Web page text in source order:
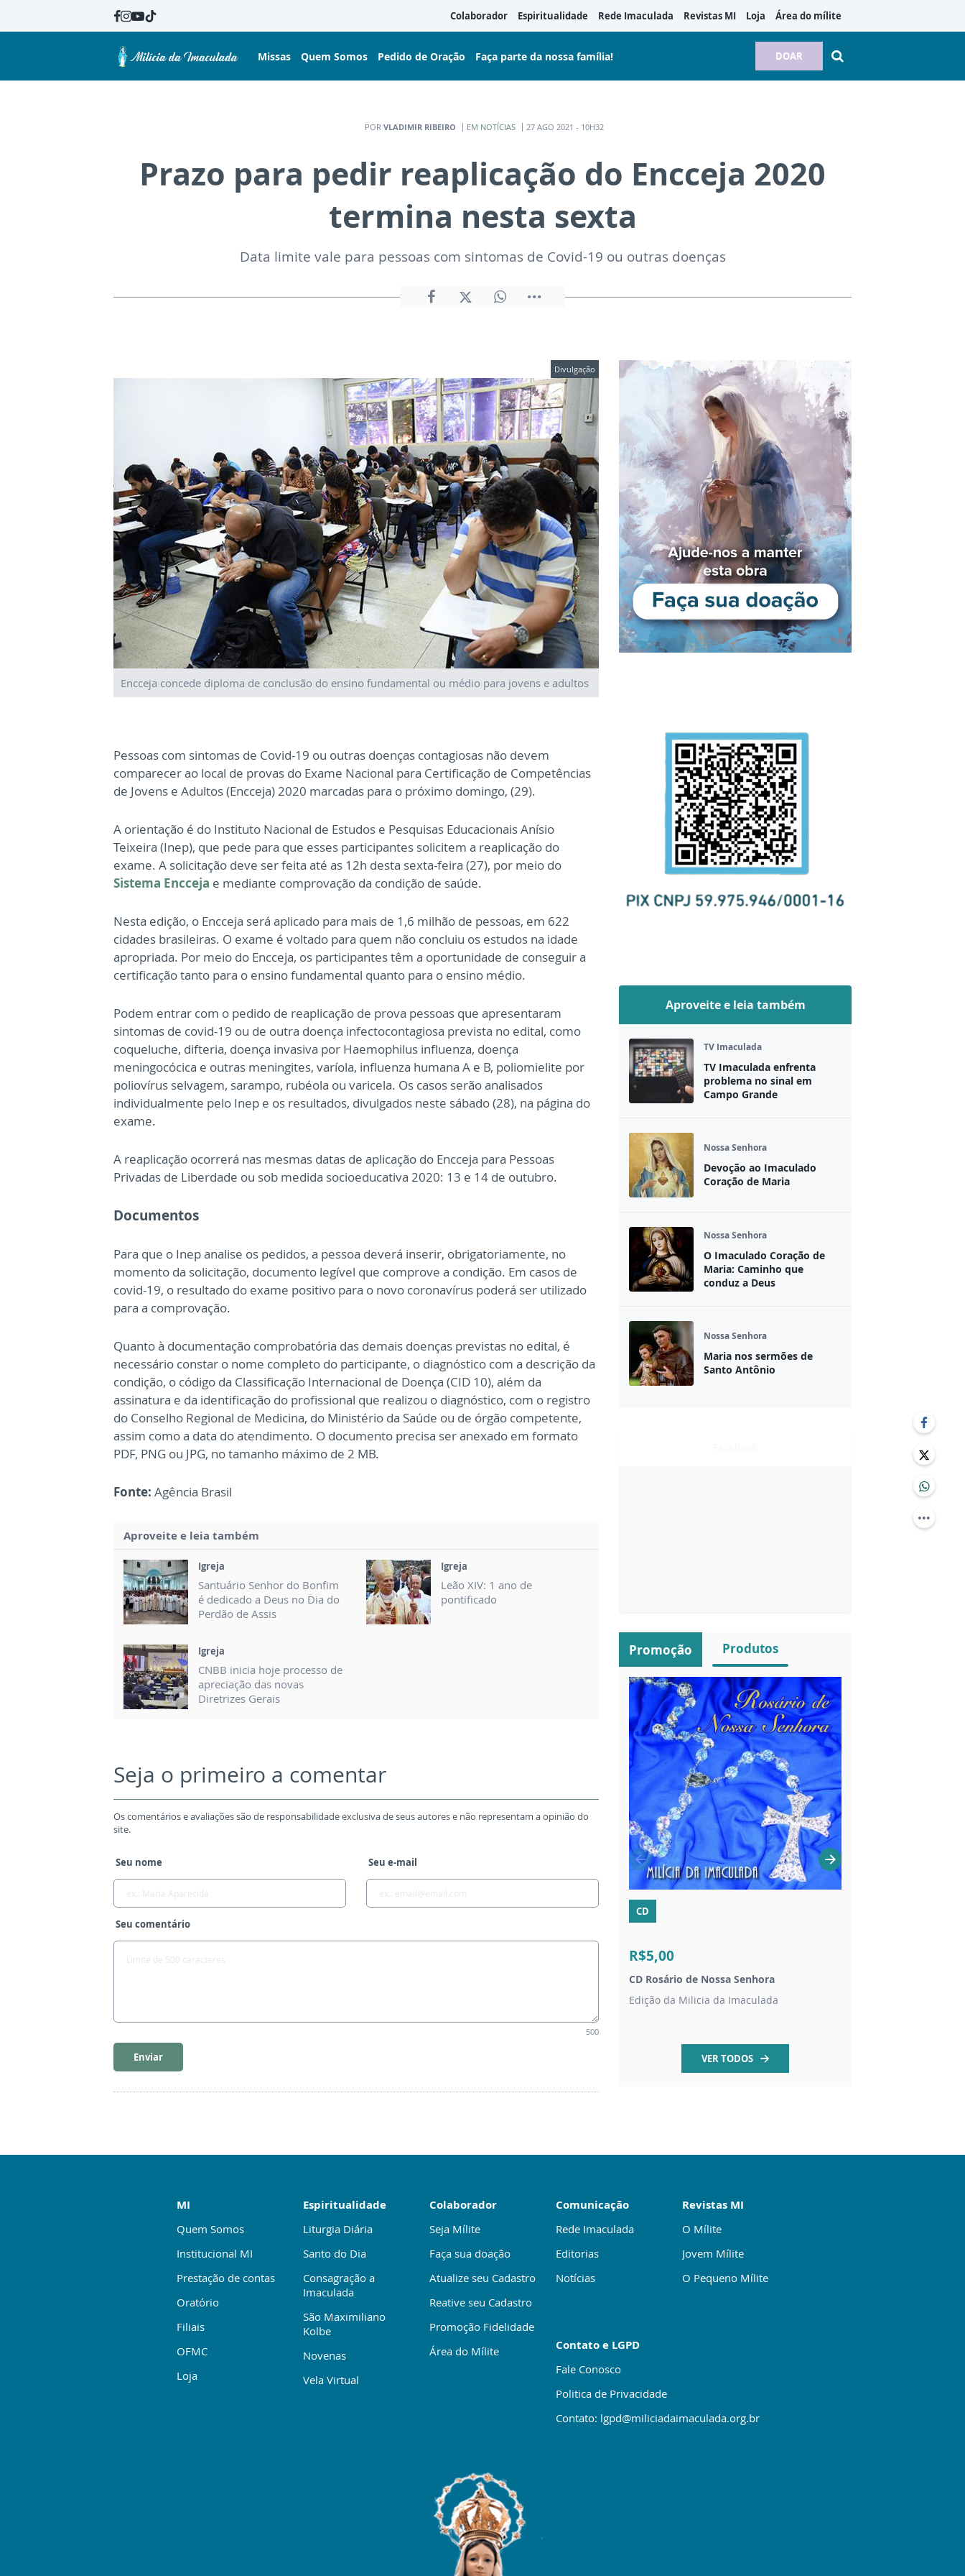
Colaborador Espiritualidade Rede Imaculada Revistas MI Loja Área do mílite
Missas Quem Somos Pedido de Oração Faça parte da nossa família! DOAR
POR VLADIMIR RIBEIRO EM NOTÍCIAS 27 AGO 2021 - 10H32
Prazo para pedir reaplicação do Encceja 2020
termina nesta sexta
Data limite vale para pessoas com sintomas de Covid-19 ou outras doenças
Divulgação
Encceja concede diploma de conclusão do ensino fundamental ou médio para jovens e adultos
Pessoas com sintomas de Covid-19 ou outras doenças contagiosas não devem
comparecer ao local de provas do Exame Nacional para Certificação de Competências
de Jovens e Adultos (Encceja) 2020 marcadas para o próximo domingo, (29).
A orientação é do Instituto Nacional de Estudos e Pesquisas Educacionais Anísio
Teixeira (Inep), que pede para que esses participantes solicitem a reaplicação do
exame. A solicitação deve ser feita até as 12h desta sexta-feira (27), por meio do
Sistema Encceja e mediante comprovação da condição de saúde.
Nesta edição, o Encceja será aplicado para mais de 1,6 milhão de pessoas, em 622
cidades brasileiras. O exame é voltado para quem não concluiu os estudos na idade
apropriada. Por meio do Encceja, os participantes têm a oportunidade de conseguir a
certificação tanto para o ensino fundamental quanto para o ensino médio.
Podem entrar com o pedido de reaplicação de prova pessoas que apresentaram
sintomas de covid-19 ou de outra doença infectocontagiosa prevista no edital, como
coqueluche, difteria, doença invasiva por Haemophilus influenza, doença
meningocócica e outras meningites, varíola, influenza humana A e B, poliomielite por
poliovírus selvagem, sarampo, rubéola ou varicela. Os casos serão analisados
individualmente pelo Inep e os resultados, divulgados neste sábado (28), na página do
exame.
A reaplicação ocorrerá nas mesmas datas de aplicação do Encceja para Pessoas
Privadas de Liberdade ou sob medida socioeducativa 2020: 13 e 14 de outubro.
Documentos
Para que o Inep analise os pedidos, a pessoa deverá inserir, obrigatoriamente, no
momento da solicitação, documento legível que comprove a condição. Em casos de
covid-19, o resultado do exame positivo para o novo coronavírus poderá ser utilizado
para a comprovação.
Quanto à documentação comprobatória das demais doenças previstas no edital, é
necessário constar o nome completo do participante, o diagnóstico com a descrição da
condição, o código da Classificação Internacional de Doença (CID 10), além da
assinatura e da identificação do profissional que realizou o diagnóstico, com o registro
do Conselho Regional de Medicina, do Ministério da Saúde ou de órgão competente,
assim como a data do atendimento. O documento precisa ser anexado em formato
PDF, PNG ou JPG, no tamanho máximo de 2 MB.
Fonte: Agência Brasil
Aproveite e leia também
Igreja
Santuário Senhor do Bonfim
é dedicado a Deus no Dia do
Perdão de Assis
Igreja
Leão XIV: 1 ano de
pontificado
Igreja
CNBB inicia hoje processo de
apreciação das novas
Diretrizes Gerais
Seja o primeiro a comentar
Os comentários e avaliações são de responsabilidade exclusiva de seus autores e não representam a opinião do
site.
Seu nome Seu e-mail
Seu comentário
500
Enviar
Promoção Produtos
CD
R$5,00
CD Rosário de Nossa Senhora
Edição da Milicia da Imaculada
VER TODOS
Aproveite e leia também
TV Imaculada
TV Imaculada enfrenta
problema no sinal em
Campo Grande
Nossa Senhora
Devoção ao Imaculado
Coração de Maria
Nossa Senhora
O Imaculado Coração de
Maria: Caminho que
conduz a Deus
Nossa Senhora
Maria nos sermões de
Santo Antônio
MI
Quem Somos
Institucional MI
Prestação de contas
Oratório
Filiais
OFMC
Loja
Colaborador
Seja Mílite
Faça sua doação
Atualize seu Cadastro
Reative seu Cadastro
Promoção Fidelidade
Área do Mílite
Espiritualidade
Liturgia Diária
Santo do Dia
Consagração a
Imaculada
São Maximiliano
Kolbe
Novenas
Vela Virtual
Comunicação
Rede Imaculada
Editorias
Notícias
Revistas MI
O Mílite
Jovem Mílite
O Pequeno Mílite
Contato e LGPD
Fale Conosco
Politica de Privacidade
Contato: lgpd@miliciadaimaculada.org.br